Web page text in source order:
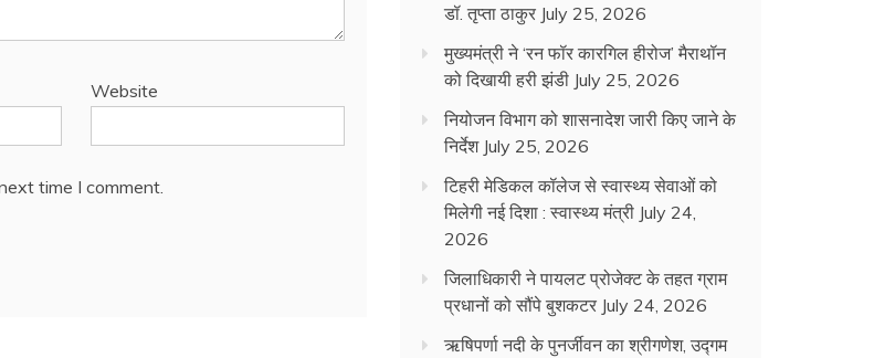
Website
time I comment.
डॉ. तृप्ता ठाकुर July 25, 2026
मुख्यमंत्री ने ‘रन फॉर कारगिल हीरोज’ मैराथॉन
को दिखायी हरी झंडी July 25, 2026
नियोजन विभाग को शासनादेश जारी किए जाने के
निर्देश July 25, 2026
टिहरी मेडिकल कॉलेज से स्वास्थ्य सेवाओं को
मिलेगी नई दिशा : स्वास्थ्य मंत्री July 24,
2026
जिलाधिकारी ने पायलट प्रोजेक्ट के तहत ग्राम
प्रधानों को सौंपे बुशकटर July 24, 2026
ऋषिपर्णा नदी के पुनर्जीवन का श्रीगणेश, उद्गम